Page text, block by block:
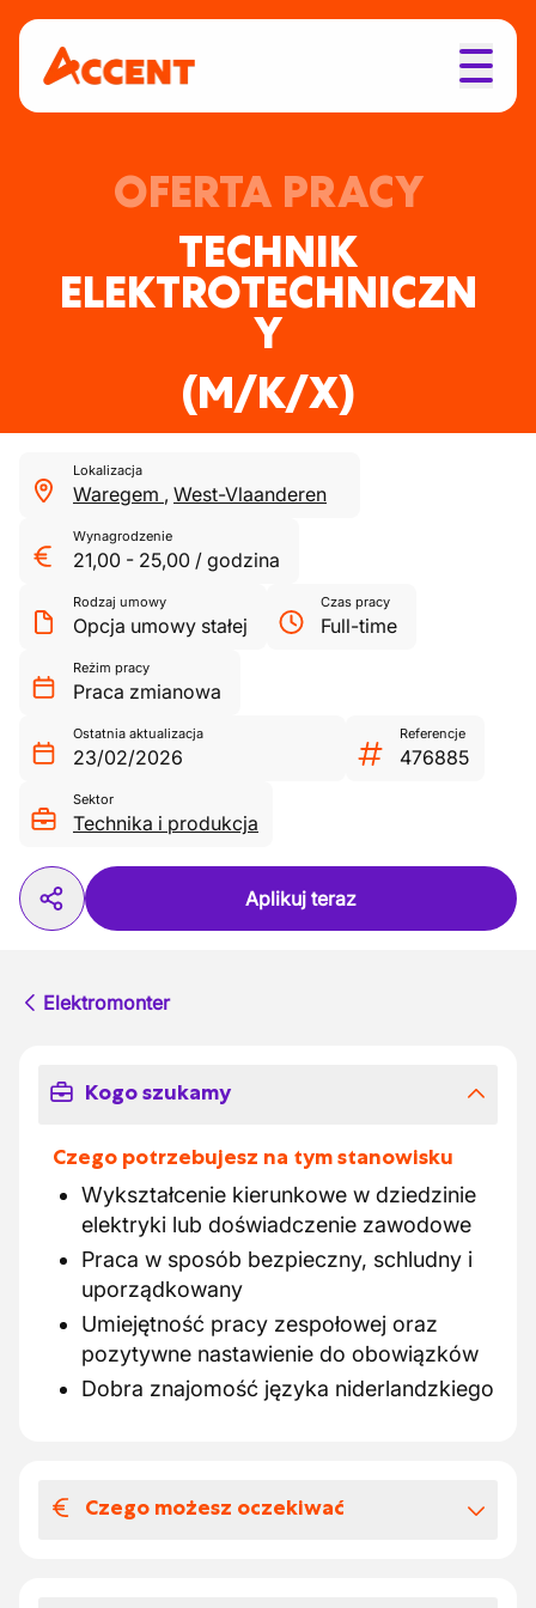
OFERTA PRACY
TECHNIK
ELEKTROTECHNICZN
Y
(M/K/X)
Lokalizacja
Waregem , West-Vlaanderen
Wynagrodzenie
21,00 - 25,00 / godzina
Rodzaj umowy
Opcja umowy stałej
Czas pracy
Full-time
Reżim pracy
Praca zmianowa
Ostatnia aktualizacja
23/02/2026
Referencje
476885
Sektor
Technika i produkcja
Aplikuj teraz
Elektromonter
Kogo szukamy
Czego potrzebujesz na tym stanowisku
Wykształcenie kierunkowe w dziedzinie
elektryki lub doświadczenie zawodowe
Praca w sposób bezpieczny, schludny i
uporządkowany
Umiejętność pracy zespołowej oraz
pozytywne nastawienie do obowiązków
Dobra znajomość języka niderlandzkiego
Czego możesz oczekiwać